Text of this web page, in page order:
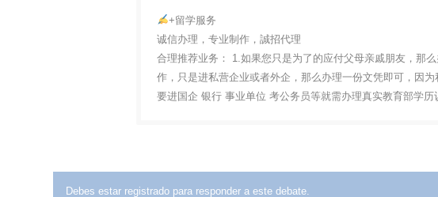
+留学服务
诚信办理，专业制作，誠招代理
合理推荐业务： 1.如果您只是为了的应付父母亲戚朋友，那
作，只是进私营企业或者外企，那么办理一份文凭即可，因
要进国企 银行 事业单位 考公务员等就需办理真实教育部学历
Debes estar registrado para responder a este debate.